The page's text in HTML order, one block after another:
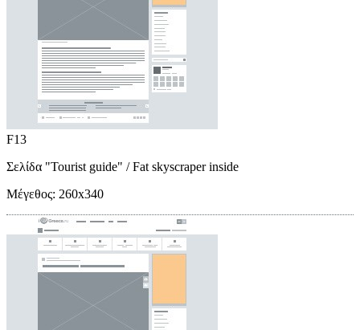
F13
Σελίδα "Tourist guide" / Fat skyscraper inside
Μέγεθος: 260x340